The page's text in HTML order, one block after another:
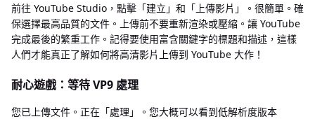
前往 YouTube Studio，點擊「建立」和「上傳影片」。很簡單。確
保選擇最高品質的文件。上傳前不要重新渲染或壓縮。讓 YouTube
完成最後的繁重工作。記得要使用富含關鍵字的標題和描述，這樣
人們才能真正了解如何將高清影片上傳到 YouTube 大作！
耐心遊戲：等待 VP9 處理
您已上傳文件。正在「處理」。您大概可以看到低解析度版本